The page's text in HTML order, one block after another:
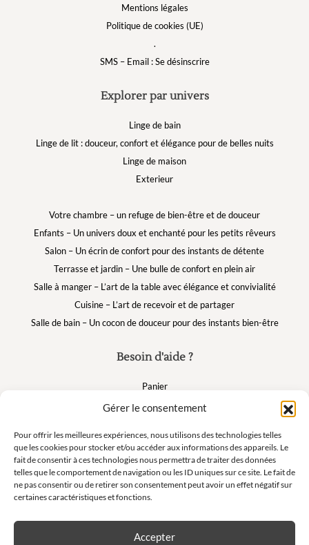
Gérer le consentement
Pour offrir les meilleures expériences, nous utilisons des technologies telles
que les cookies pour stocker et/ou accéder aux informations des appareils. Le
fait de consentir à ces technologies nous permettra de traiter des données
telles que le comportement de navigation ou les ID uniques sur ce site. Le fait de
ne pas consentir ou de retirer son consentement peut avoir un effet négatif sur
certaines caractéristiques et fonctions.
Accepter
Besoin d'aide ?
Panier
FAQ
Suivez nous
Mentions légales
Politique de cookies (UE)
.
SMS – Email : Se désinscrire
Explorer par univers
Linge de bain
Linge de lit : douceur, confort et élégance pour de belles nuits
Linge de maison
Exterieur
Votre chambre – un refuge de bien-être et de douceur
Enfants – Un univers doux et enchanté pour les petits rêveurs
Salon – Un écrin de confort pour des instants de détente
Terrasse et jardin – Une bulle de confort en plein air
Salle à manger – L’art de la table avec élégance et convivialité
Cuisine – L’art de recevoir et de partager
Salle de bain – Un cocon de douceur pour des instants bien-être